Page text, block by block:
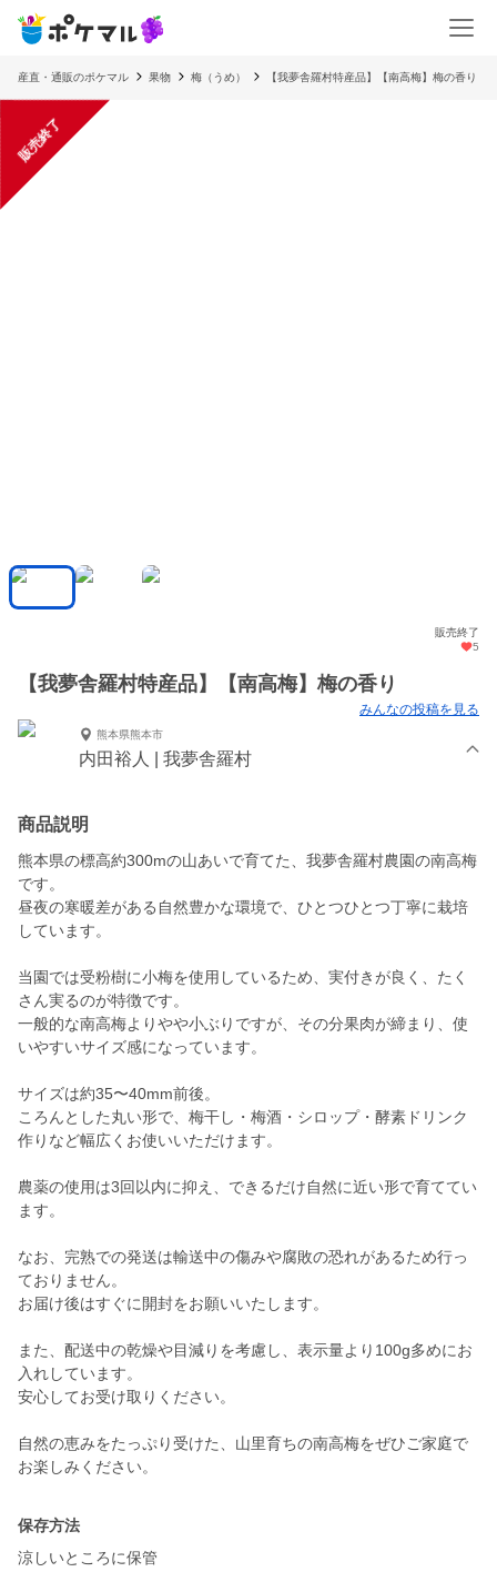
産直・通販のポケマル 果物 梅（うめ） 【我夢舎羅村特産品】【南高梅】梅の香り
販売終了
販売終了
5
【我夢舎羅村特産品】【南高梅】梅の香り
みんなの投稿を見る
熊本県熊本市
内田裕人 | 我夢舎羅村
商品説明
熊本県の標高約300mの山あいで育てた、我夢舎羅村農園の南高梅
です。
昼夜の寒暖差がある自然豊かな環境で、ひとつひとつ丁寧に栽培
しています。
当園では受粉樹に小梅を使用しているため、実付きが良く、たく
さん実るのが特徴です。
一般的な南高梅よりやや小ぶりですが、その分果肉が締まり、使
いやすいサイズ感になっています。
サイズは約35〜40mm前後。
ころんとした丸い形で、梅干し・梅酒・シロップ・酵素ドリンク
作りなど幅広くお使いいただけます。
農薬の使用は3回以内に抑え、できるだけ自然に近い形で育ててい
ます。
なお、完熟での発送は輸送中の傷みや腐敗の恐れがあるため行っ
ておりません。
お届け後はすぐに開封をお願いいたします。
また、配送中の乾燥や目減りを考慮し、表示量より100g多めにお
入れしています。
安心してお受け取りください。
自然の恵みをたっぷり受けた、山里育ちの南高梅をぜひご家庭で
お楽しみください。
保存方法
涼しいところに保管